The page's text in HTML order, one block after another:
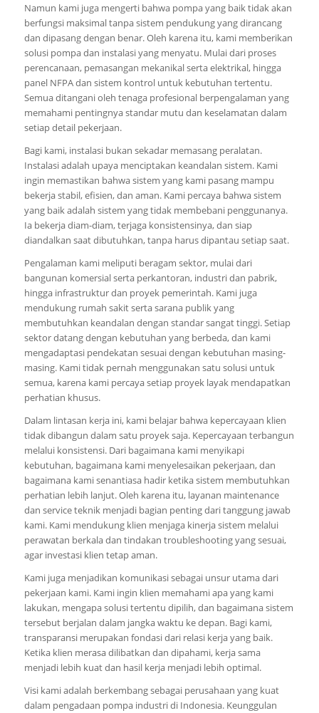
Namun kami juga mengerti bahwa pompa yang baik tidak akan
berfungsi maksimal tanpa sistem pendukung yang dirancang
dan dipasang dengan benar. Oleh karena itu, kami memberikan
solusi pompa dan instalasi yang menyatu. Mulai dari proses
perencanaan, pemasangan mekanikal serta elektrikal, hingga
panel NFPA dan sistem kontrol untuk kebutuhan tertentu.
Semua ditangani oleh tenaga profesional berpengalaman yang
memahami pentingnya standar mutu dan keselamatan dalam
setiap detail pekerjaan.
Bagi kami, instalasi bukan sekadar memasang peralatan.
Instalasi adalah upaya menciptakan keandalan sistem. Kami
ingin memastikan bahwa sistem yang kami pasang mampu
bekerja stabil, efisien, dan aman. Kami percaya bahwa sistem
yang baik adalah sistem yang tidak membebani penggunanya.
Ia bekerja diam-diam, terjaga konsistensinya, dan siap
diandalkan saat dibutuhkan, tanpa harus dipantau setiap saat.
Pengalaman kami meliputi beragam sektor, mulai dari
bangunan komersial serta perkantoran, industri dan pabrik,
hingga infrastruktur dan proyek pemerintah. Kami juga
mendukung rumah sakit serta sarana publik yang
membutuhkan keandalan dengan standar sangat tinggi. Setiap
sektor datang dengan kebutuhan yang berbeda, dan kami
mengadaptasi pendekatan sesuai dengan kebutuhan masing-
masing. Kami tidak pernah menggunakan satu solusi untuk
semua, karena kami percaya setiap proyek layak mendapatkan
perhatian khusus.
Dalam lintasan kerja ini, kami belajar bahwa kepercayaan klien
tidak dibangun dalam satu proyek saja. Kepercayaan terbangun
melalui konsistensi. Dari bagaimana kami menyikapi
kebutuhan, bagaimana kami menyelesaikan pekerjaan, dan
bagaimana kami senantiasa hadir ketika sistem membutuhkan
perhatian lebih lanjut. Oleh karena itu, layanan maintenance
dan service teknik menjadi bagian penting dari tanggung jawab
kami. Kami mendukung klien menjaga kinerja sistem melalui
perawatan berkala dan tindakan troubleshooting yang sesuai,
agar investasi klien tetap aman.
Kami juga menjadikan komunikasi sebagai unsur utama dari
pekerjaan kami. Kami ingin klien memahami apa yang kami
lakukan, mengapa solusi tertentu dipilih, dan bagaimana sistem
tersebut berjalan dalam jangka waktu ke depan. Bagi kami,
transparansi merupakan fondasi dari relasi kerja yang baik.
Ketika klien merasa dilibatkan dan dipahami, kerja sama
menjadi lebih kuat dan hasil kerja menjadi lebih optimal.
Visi kami adalah berkembang sebagai perusahaan yang kuat
dalam pengadaan pompa industri di Indonesia. Keunggulan